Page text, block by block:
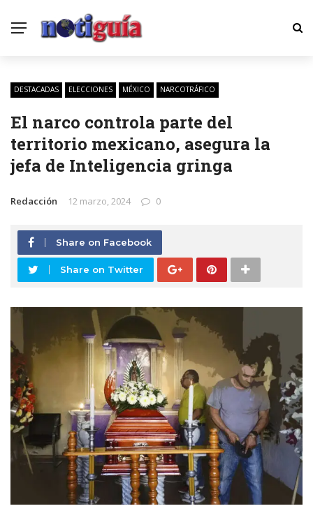
DESTACADAS ELECCIONES MÉXICO NARCOTRÁFICO
El narco controla parte del
territorio mexicano, asegura la
jefa de Inteligencia gringa
Redacción 12 marzo, 2024 0
Share on Facebook
Share on Twitter